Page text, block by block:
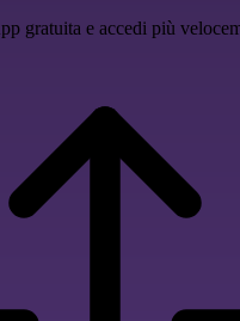
gratuita e accedi più